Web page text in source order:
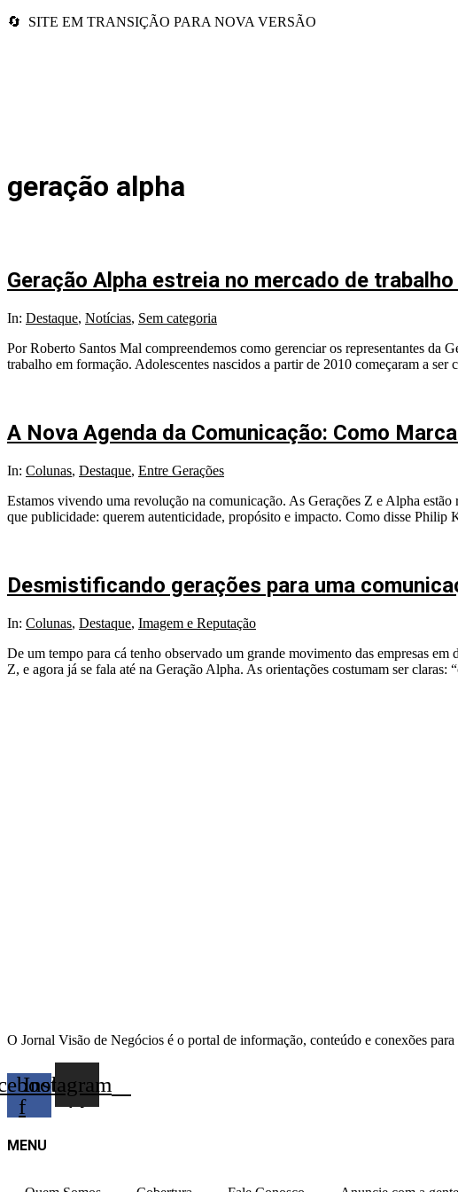
🔄 SITE EM TRANSIÇÃO PARA NOVA VERSÃO
geração alpha
Geração Alpha estreia no mercado de
2025-
29
In: Destaque, Notícias, Sem categoria
Por Roberto Santos Mal compreendemos como gerenciar os representantes da
trabalho em formação. Adolescentes nascidos a partir de 2010 começaram a ser
A Nova Agenda da Comunicação: Como
2025-
20
In: Colunas, Destaque, Entre Gerações
Estamos vivendo uma revolução na comunicação. As Gerações Z e Alpha
que publicidade: querem autenticidade, propósito e impacto. Como disse Philip
Desmistificando gerações para uma
2024-
29
In: Colunas, Destaque, Imagem e Reputação
De um tempo para cá tenho observado um grande movimento das empresas
Z, e agora já se fala até na Geração Alpha. As orientações costumam ser claras:
O Jornal Visão de Negócios é o portal de informação, conteúdo e conexões
f
Instagram
MENU